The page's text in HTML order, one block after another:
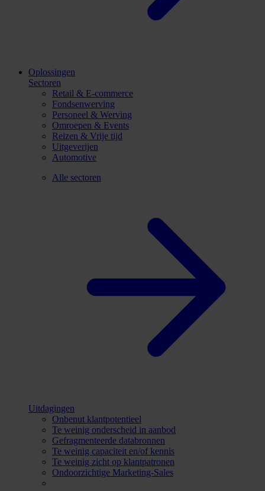
Oplossingen
Sectoren
Retail & E-commerce
Fondsenwerving
Personeel & Werving
Omroepen & Events
Reizen & Vrije tijd
Uitgeverijen
Automotive
Alle sectoren
Uitdagingen
Onbenut klantpotentieel
Te weinig onderscheid in aanbod
Gefragmenteerde databronnen
Te weinig capaciteit en/of kennis
Te weinig zicht op klantpatronen
Ondoorzichtige Marketing-Sales